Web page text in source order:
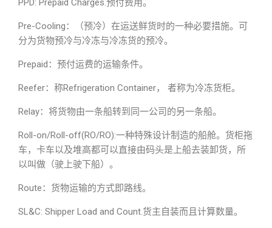
PPD: Prepaid Charges.预付费用。
Pre-Cooling：（预冷）在运送鲜货时的一种必要措施。可
分为货物预冷与冷冻与冷冻货的预冷。
Prepaid：预付运费的运输条件。
Reefer：称Refrigeration Container， 者称为冷冻货柜。
Relay：将货物由一条船转到同一公司的另一条船。
Roll-on/Roll-off(RO/RO):一种特殊设计制造的船舱。货柜拖
车，卡车以及堆高都可以直接由码头是上船去装卸货，所
以叫做（驶上驶下船）。
Route：货物运输的方式即路线。
SL&C: Shipper Load and Count.货主自装而且计算数量。